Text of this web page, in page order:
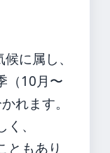
に属し、
（10月〜
れます。
、
ともあり